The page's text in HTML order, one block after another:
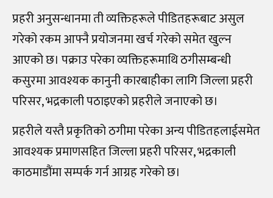
प्रहरी अनुसन्धानमा ती व्यक्तिहरूले पीडितहरूबाट असुल
गरेको रकम आफ्नै प्रयोजनमा खर्च गरेको समेत खुल्न
आएको छ। पक्राउ परेका व्यक्तिहरूमाथि ठगीसम्बन्धी
कसुरमा आवश्यक कानुनी कारबाहीका लागि जिल्ला प्रहरी
परिसर, भद्रकाली पठाइएको प्रहरीले जनाएको छ।
प्रहरीले यस्तै प्रकृतिको ठगीमा परेका अन्य पीडितहलाईसमेत
आवश्यक प्रमाणसहित जिल्ला प्रहरी परिसर, भद्रकाली
काठमाडौंमा सम्पर्क गर्न आग्रह गरेको छ।